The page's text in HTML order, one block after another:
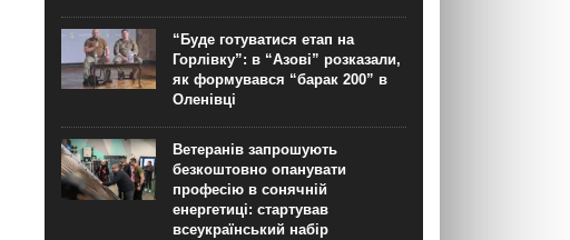
“Буде готуватися етап на
Горлівку”: в “Азові” розказали,
як формувався “барак 200” в
Оленівці
Ветеранів запрошують
безкоштовно опанувати
професію в сонячній
енергетиці: стартував
всеукраїнський набір